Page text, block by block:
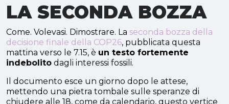
LA SECONDA BOZZA
Come. Volevasi. Dimostrare. La seconda bozza della
decisione finale della COP26, pubblicata questa
mattina verso le 7.15, è un testo fortemente
indebolito dagli interessi fossili.
Il documento esce un giorno dopo le attese,
mettendo una pietra tombale sulle speranze di
chiudere alle 18, come da calendario, questo vertice